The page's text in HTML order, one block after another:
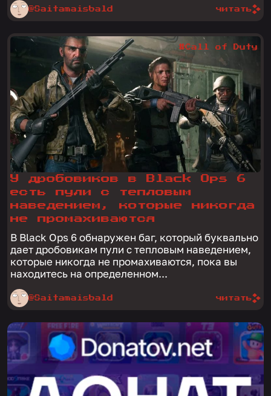
@Saitamaisbald читать
У дробовиков в Black Ops 6
есть пули с тепловым
наведением, которые никогда
не промахиваются
В Black Ops 6 обнаружен баг, который буквально
дает дробовикам пули с тепловым наведением,
которые никогда не промахиваются, пока вы
находитесь на определенном...
@Saitamaisbald
#Call of Duty
читать